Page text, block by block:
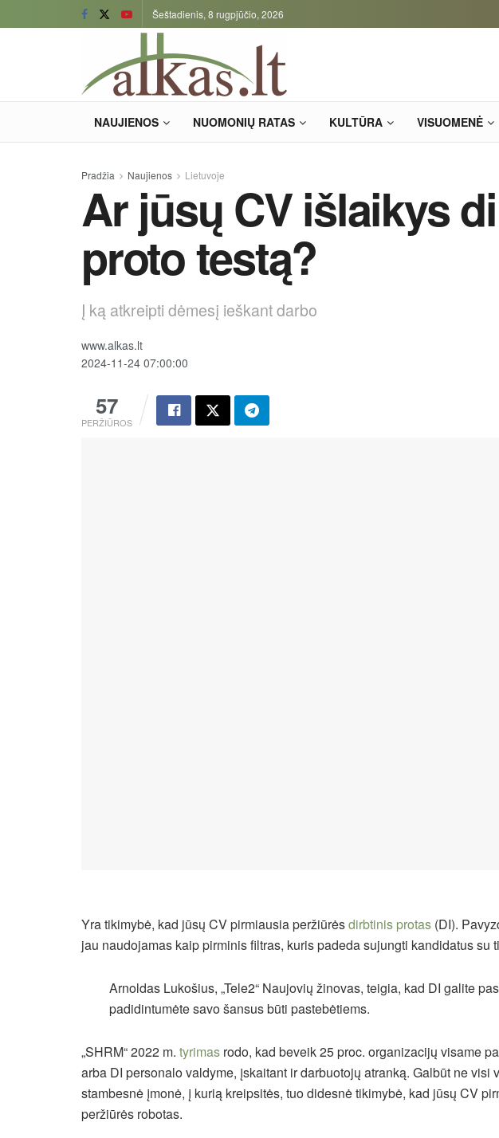
Šeštadienis, 8 rugpjūčio, 2026
NAUJIENOS NUOMONIŲ RATAS KULTŪRA VISUOMENĖ
Pradžia Naujienos Lietuvoje
Ar jūsų CV išlaikys
proto testą?
Į ką atkreipti dėmesį ieškant darbo
www.alkas.lt
2024-11-24 07:00:00
57
PERŽIŪROS
Yra tikimybė, kad jūsų CV pirmiausia peržiūrėsdirbtinis protas (DI).
jau naudojamas kaip pirminis filtras, kuris padeda sujungti kandidatus su
Arnoldas Lukošius, „Tele2“ Naujovių žinovas, teigia, kad DI galite
padidintumėte savo šansus būti pastebėtiems.
„SHRM“ 2022 m. tyrimas rodo, kad beveik 25 proc. organizacijų visame
arba DI personalo valdyme, įskaitant ir darbuotojų atranką. Galbūt ne visi
stambesnė įmonė, į kurią kreipsitės, tuo didesnė tikimybė, kad jūsų CV
peržiūrės robotas.